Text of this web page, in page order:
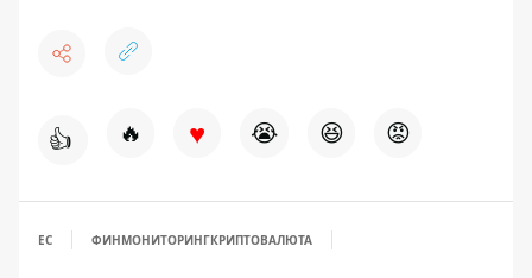
👍 🔥 ♥ 😭 😆 😡
ЕС ФИНМОНИТОРИНГКРИПТОВАЛЮТА